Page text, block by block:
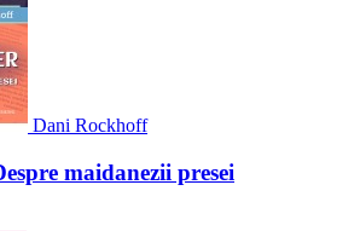
Dani Rockhoff
maidanezii presei